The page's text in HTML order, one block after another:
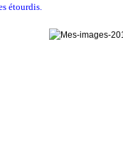
étourdis.